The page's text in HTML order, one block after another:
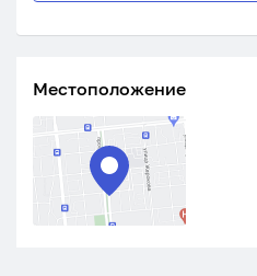
Местоположение